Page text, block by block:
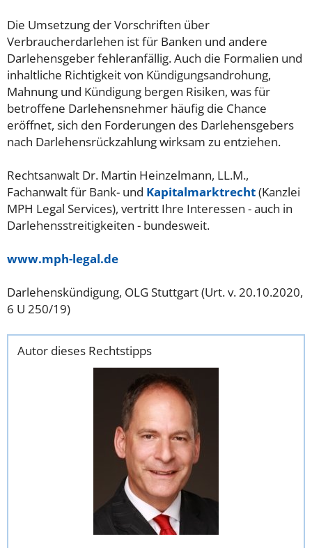
Die Umsetzung der Vorschriften über
Verbraucherdarlehen ist für Banken und andere
Darlehensgeber fehleranfällig. Auch die Formalien und
inhaltliche Richtigkeit von Kündigungsandrohung,
Mahnung und Kündigung bergen Risiken, was für
betroffene Darlehensnehmer häufig die Chance
eröffnet, sich den Forderungen des Darlehensgebers
nach Darlehensrückzahlung wirksam zu entziehen.
Rechtsanwalt Dr. Martin Heinzelmann, LL.M.,
Fachanwalt für Bank- und Kapitalmarktrecht(Kanzlei
MPH Legal Services), vertritt Ihre Interessen - auch in
Darlehensstreitigkeiten - bundesweit.
www.mph-legal.de
Darlehenskündigung, OLG Stuttgart (Urt. v. 20.10.2020,
6 U 250/19)
Autor dieses Rechtstipps